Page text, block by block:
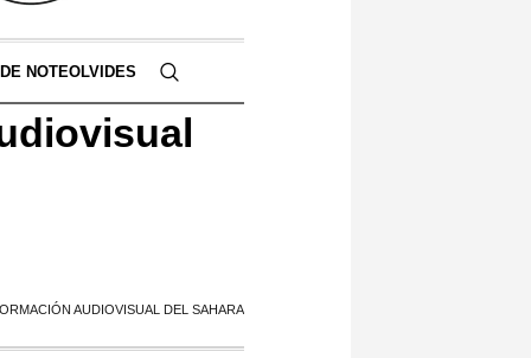
NOTEOLVIDES
AUDIOVISUAL DEL SAHARA